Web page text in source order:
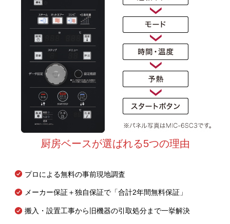
厨房ベースが選ばれる5つの理由
プロによる無料の事前現地調査
メーカー保証＋独自保証で「合計2年間無料保証」
搬入・設置工事から旧機器の引取処分まで一挙解決